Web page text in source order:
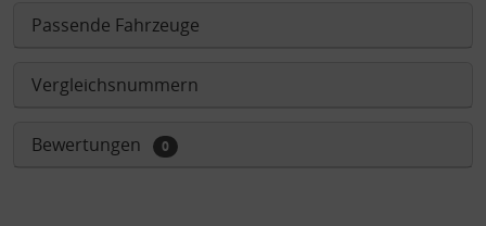
Passende Fahrzeuge
Vergleichsnummern
Bewertungen 0